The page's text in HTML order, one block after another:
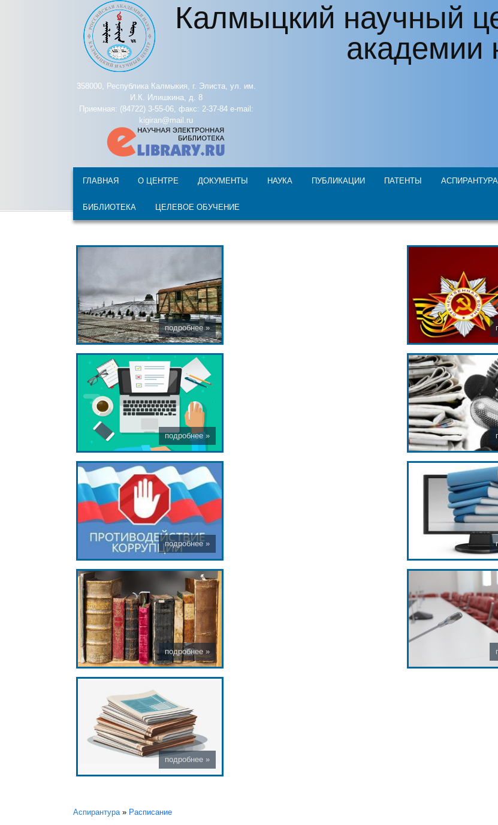
Перейти к основному содержанию Калмыцкий научный
академии
358000, Республика Калмыкия, г. Элиста, ул. им.
И.К. Илишкина, д. 8
Приемная: (84722) 3-55-06, факс: 2-37-84 e-mail:
kigiran@mail.ru
ГЛАВНАЯ О ЦЕНТРЕ ДОКУМЕНТЫ НАУКА ПУБЛИКАЦИИ ПАТЕНТЫ АСПИРАНТУРА
БИБЛИОТЕКА ЦЕЛЕВОЕ ОБУЧЕНИЕ
Вы здесь
Аспирантура» Расписание